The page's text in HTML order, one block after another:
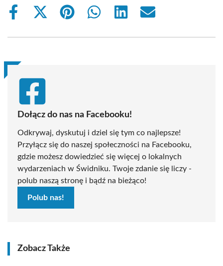
Share
Share
(Twitter)
Share
Share
Share
Share
Dołącz do nas na Facebooku!
Odkrywaj, dyskutuj i dziel się tym co najlepsze!
Przyłącz się do naszej społeczności na Facebooku,
gdzie możesz dowiedzieć się więcej o lokalnych
wydarzeniach w Świdniku. Twoje zdanie się liczy -
polub naszą stronę i bądź na bieżąco!
Polub nas!
Zobacz Także